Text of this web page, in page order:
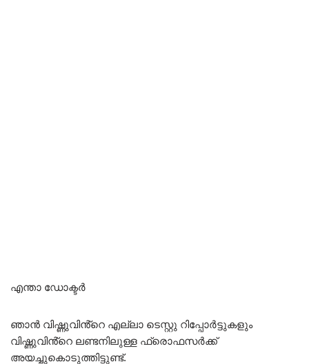
എന്താ ഡോക്ടർ
ഞാൻ വിഷ്ണുവിൻ്റെ എല്ലാ ടെസ്റ്റു റിപ്പോർട്ടുകളും
വിഷ്ണുവിൻ്റെ ലണ്ടനിലുള്ള ഫ്രൊഫസർക്ക്
അയച്ചുകൊടുത്തിട്ടുണ്ട്.